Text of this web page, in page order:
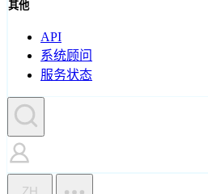
其他
API
系统顾问
服务状态
ZH